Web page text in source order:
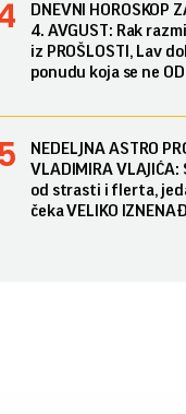
DNEVNI HOROSKOP
4. AVGUST: Rak
iz PROŠLOSTI, Lav
ponudu koja se ne
NEDELJNA ASTRO
VLADIMIRA
od strasti i flerta,
čeka VELIKO